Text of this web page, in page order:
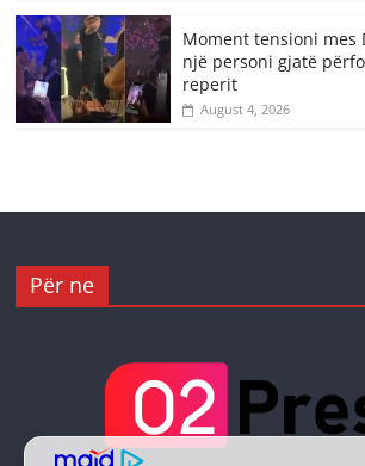
Moment tensioni mes
një personi gjatë
reperit
August 4, 2026
Për ne